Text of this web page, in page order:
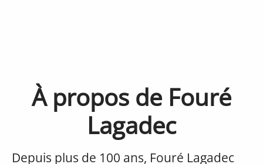
À propos de Fouré
Lagadec
Depuis plus de 100 ans, Fouré Lagadec